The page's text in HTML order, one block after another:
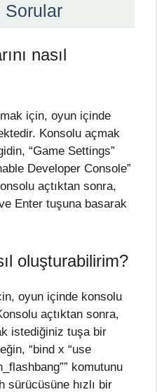
Sorular
nasıl
için, oyun içinde
Konsolu açmak
“Game Settings”
Developer Console”
açtıktan sonra,
Enter tuşuna basarak
oluşturabilirim?
oyun içinde konsolu
açtıktan sonra,
istediğiniz tuşa bir
“bind x “use
komutunu
sürücüsüne hızlı bir